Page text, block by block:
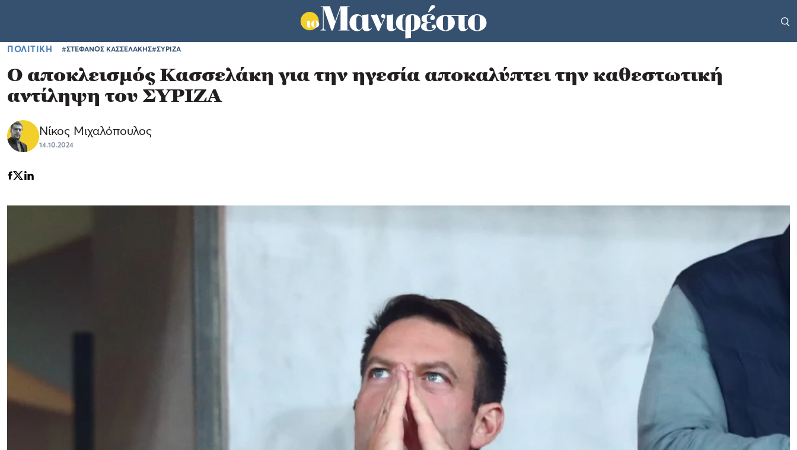
ΠΟΛΙΤΙΚΗ #ΣΤΕΦΑΝΟΣ ΚΑΣΣΕΛΑΚΗΣ#ΣΥΡΙΖΑ
Ο αποκλεισμός Κασσελάκη για την ηγεσία αποκαλύπτει την καθεστωτική
αντίληψη του ΣΥΡΙΖΑ
Νίκος Μιχαλόπουλος
14.10.2024